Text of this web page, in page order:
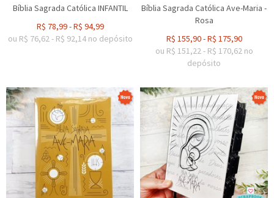
Bíblia Sagrada Católica INFANTIL
R$ 78,99-R$ 94,99
ou R$ 76,62- R$ 92,14 no depósito
Bíblia Sagrada Católica Ave-Maria -
Rosa
R$ 155,90-R$ 175,90
ou R$ 151,22- R$ 170,62 no
depósito